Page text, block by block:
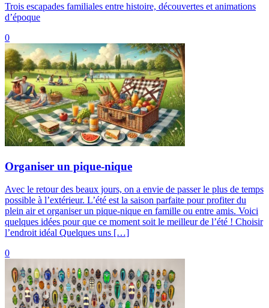
Trois escapades familiales entre histoire, découvertes et animations
d’époque
0
Organiser un pique-nique
Avec le retour des beaux jours, on a envie de passer le plus de temps
possible à l’extérieur. L’été est la saison parfaite pour profiter du
plein air et organiser un pique-nique en famille ou entre amis. Voici
quelques idées pour que ce moment soit le meilleur de l’été ! Choisir
l’endroit idéal Quelques uns […]
0